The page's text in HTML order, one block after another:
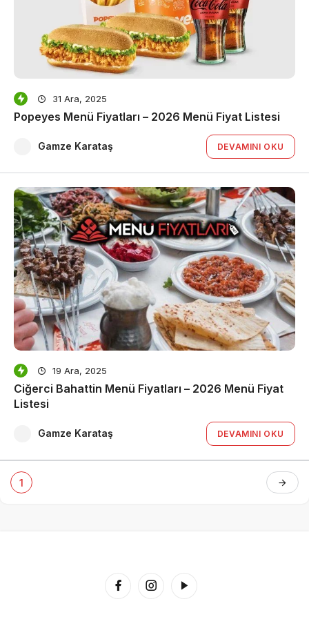
31 Ara, 2025
Popeyes Menü Fiyatları – 2026 Menü Fiyat Listesi
Gamze Karataş DEVAMINI OKU
19 Ara, 2025
Ciğerci Bahattin Menü Fiyatları – 2026 Menü Fiyat
Listesi
Gamze Karataş DEVAMINI OKU
1